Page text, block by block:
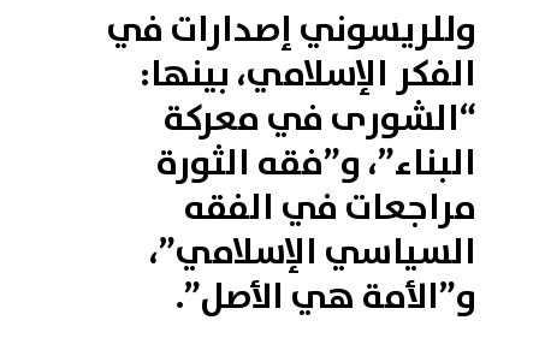
وللريسوني إصدارات في
الفكر الإسلامي، بينها:
“الشورى في معركة
البناء”، و”فقه الثورة
مراجعات في الفقه
السياسي الإسلامي”،
و”الأمة هي الأصل”.